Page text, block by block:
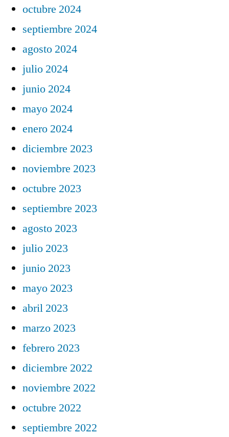
octubre 2024
septiembre 2024
agosto 2024
julio 2024
junio 2024
mayo 2024
enero 2024
diciembre 2023
noviembre 2023
octubre 2023
septiembre 2023
agosto 2023
julio 2023
junio 2023
mayo 2023
abril 2023
marzo 2023
febrero 2023
diciembre 2022
noviembre 2022
octubre 2022
septiembre 2022